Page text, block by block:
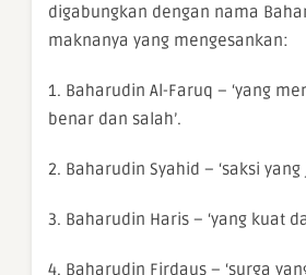
digabungkan dengan nama
maknanya yang mengesankan:
1. Baharudin Al-Faruq – ‘yang
benar dan salah’.
2. Baharudin Syahid – ‘saksi yang
3. Baharudin Haris – ‘yang kuat
4. Baharudin Firdaus – ‘surga